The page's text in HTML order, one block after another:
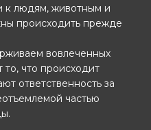
к людям, животным и
происходить прежде
вовлеченных
что происходит
ответственность за
частью